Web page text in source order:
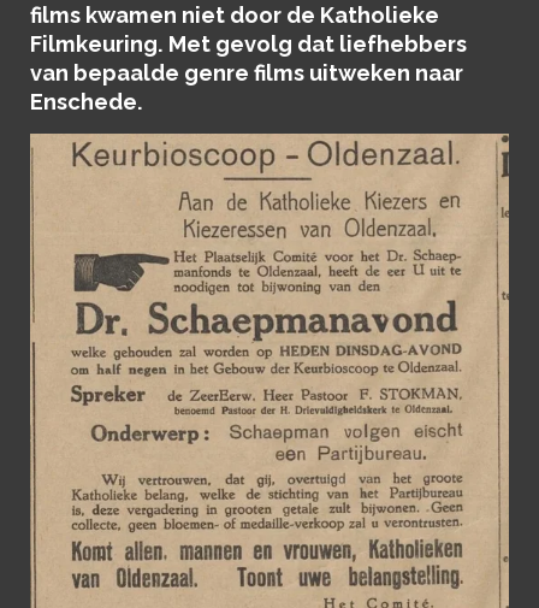
films kwamen niet door de Katholieke
Filmkeuring. Met gevolg dat liefhebbers
van bepaalde genre films uitweken naar
Enschede.